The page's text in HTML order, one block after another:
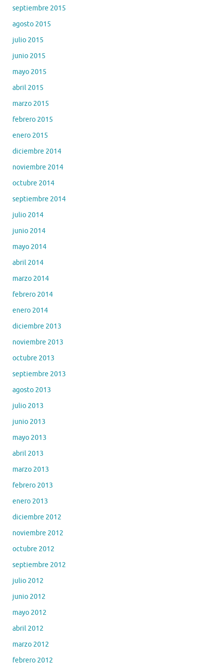
septiembre 2015
agosto 2015
julio 2015
junio 2015
mayo 2015
abril 2015
marzo 2015
febrero 2015
enero 2015
diciembre 2014
noviembre 2014
octubre 2014
septiembre 2014
julio 2014
junio 2014
mayo 2014
abril 2014
marzo 2014
febrero 2014
enero 2014
diciembre 2013
noviembre 2013
octubre 2013
septiembre 2013
agosto 2013
julio 2013
junio 2013
mayo 2013
abril 2013
marzo 2013
febrero 2013
enero 2013
diciembre 2012
noviembre 2012
octubre 2012
septiembre 2012
julio 2012
junio 2012
mayo 2012
abril 2012
marzo 2012
febrero 2012